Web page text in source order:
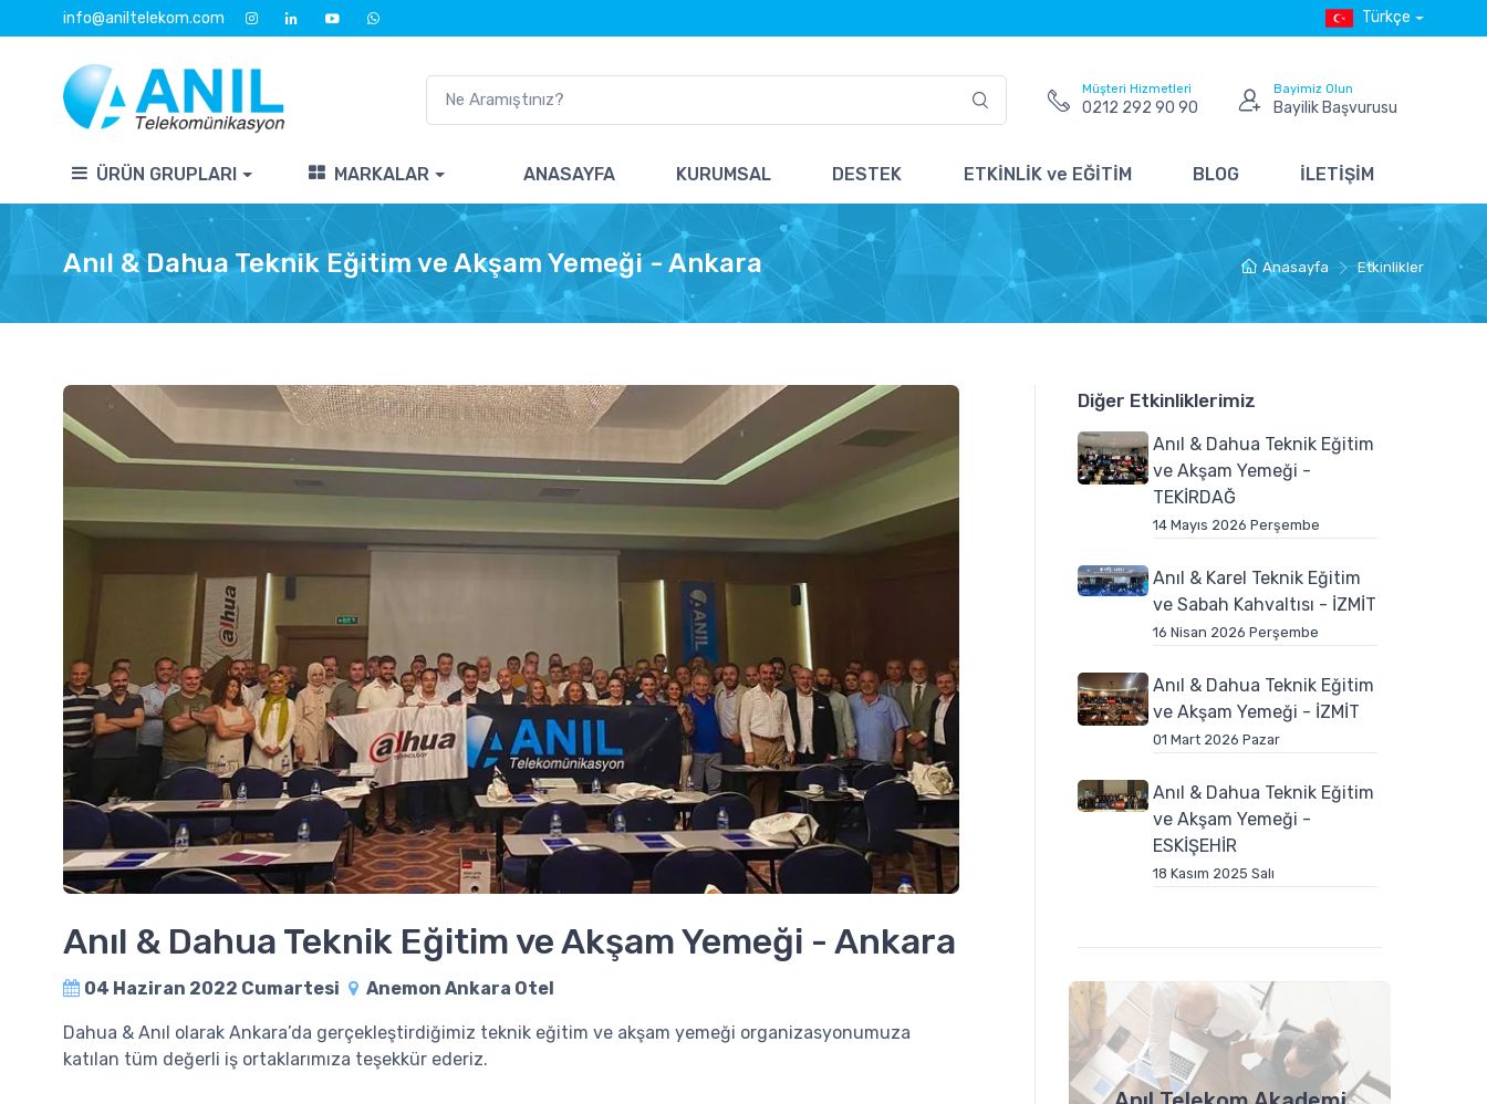
info@aniltelekom.com Türkçe
Müşteri Hizmetleri
0212 292 90 90
Bayimiz Olun
Bayilik Başvurusu
ÜRÜN GRUPLARI MARKALAR ANASAYFA KURUMSAL DESTEK ETKİNLİK ve EĞİTİM BLOG İLETİŞİM
Anasayfa Etkinlikler
Anıl & Dahua Teknik Eğitim ve Akşam Yemeği - Ankara
Anıl & Dahua Teknik Eğitim ve Akşam Yemeği - Ankara
04 Haziran 2022 Cumartesi Anemon Ankara Otel
Dahua & Anıl olarak Ankara’da gerçekleştirdiğimiz teknik eğitim ve akşam yemeği organizasyonumuza
katılan tüm değerli iş ortaklarımıza teşekkür ederiz.
Diğer Etkinliklerimiz
Anıl & Dahua Teknik Eğitim
ve Akşam Yemeği -
TEKİRDAĞ
14 Mayıs 2026 Perşembe
Anıl & Karel Teknik Eğitim
ve Sabah Kahvaltısı - İZMİT
16 Nisan 2026 Perşembe
Anıl & Dahua Teknik Eğitim
ve Akşam Yemeği - İZMİT
01 Mart 2026 Pazar
Anıl & Dahua Teknik Eğitim
ve Akşam Yemeği -
ESKİŞEHİR
18 Kasım 2025 Salı